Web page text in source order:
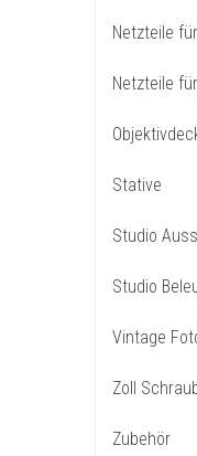
Netzteile
Netzteile
Stative
Studio
Studio
Vintage
Zoll
Zubehör